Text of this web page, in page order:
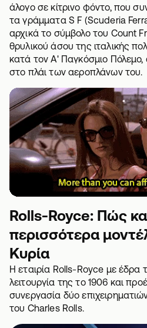
άλογο σε κίτρινο φόντο, που
τα γράμματα S F (Scuderia
αρχικά το σύμβολο του Count
θρυλικού άσου της ιταλικής
κατά τον Α' Παγκόσμιο
στο πλάι των αεροπλάνων του.
Rolls-Royce: Πώς
περισσότερα
Κυρία
Η εταιρία Rolls-Royce με έδρα
λειτουργία της το 1906 και
συνεργασία δύο
του Charles Rolls.